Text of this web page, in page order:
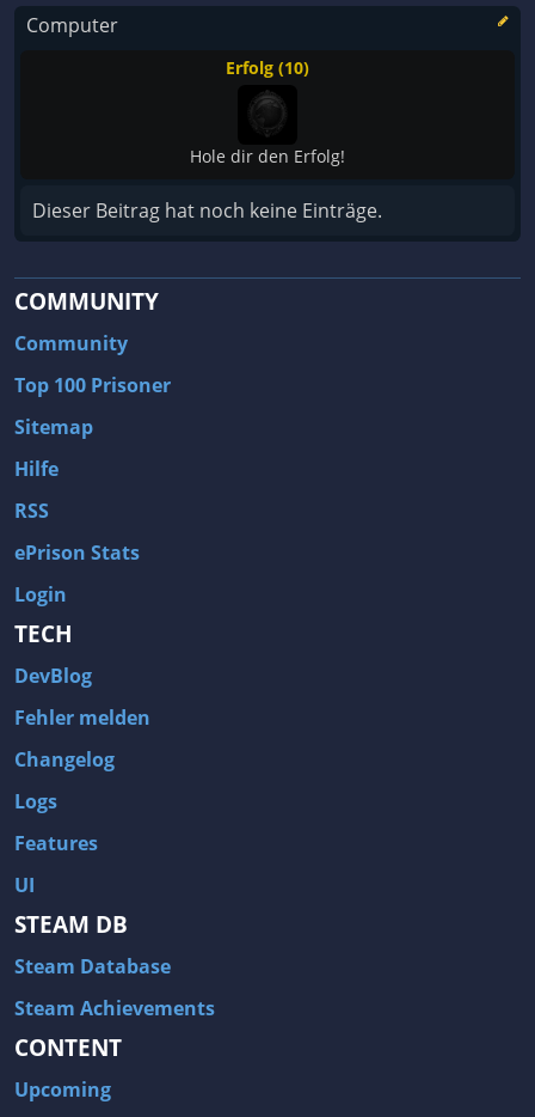
Computer
Erfolg (10)
Hole dir den Erfolg!
Dieser Beitrag hat noch keine Einträge.
COMMUNITY
Community
Top 100 Prisoner
Sitemap
Hilfe
RSS
ePrison Stats
Login
TECH
DevBlog
Fehler melden
Changelog
Logs
Features
UI
STEAM DB
Steam Database
Steam Achievements
CONTENT
Upcoming